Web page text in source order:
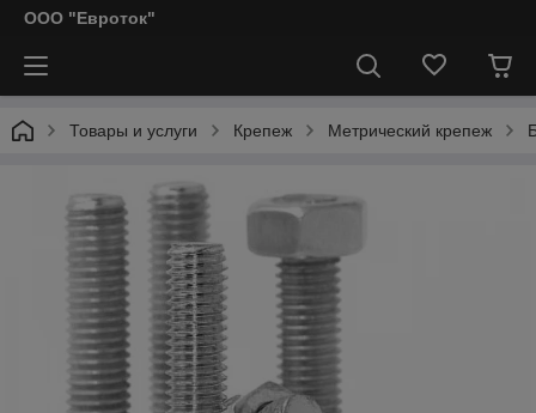
ООО "Евроток"
Товары и услуги Крепеж Метрический крепеж